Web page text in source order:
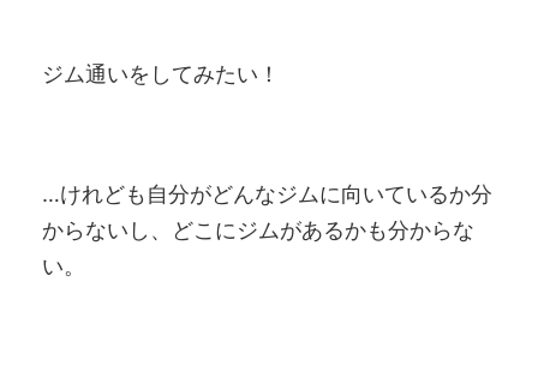
ジム通いをしてみたい！
…けれども自分がどんなジムに向いているか分
からないし、どこにジムがあるかも分からな
い。